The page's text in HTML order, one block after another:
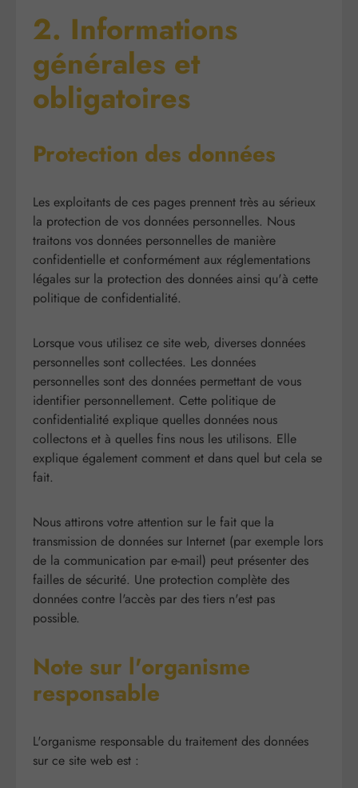
2. Informations
générales et
obligatoires
Protection des données
Les exploitants de ces pages prennent très au sérieux
la protection de vos données personnelles. Nous
traitons vos données personnelles de manière
confidentielle et conformément aux réglementations
légales sur la protection des données ainsi qu'à cette
politique de confidentialité.
Lorsque vous utilisez ce site web, diverses données
personnelles sont collectées. Les données
personnelles sont des données permettant de vous
identifier personnellement. Cette politique de
confidentialité explique quelles données nous
collectons et à quelles fins nous les utilisons. Elle
explique également comment et dans quel but cela se
fait.
Nous attirons votre attention sur le fait que la
transmission de données sur Internet (par exemple lors
de la communication par e-mail) peut présenter des
failles de sécurité. Une protection complète des
données contre l'accès par des tiers n'est pas
possible.
Note sur l'organisme
responsable
L'organisme responsable du traitement des données
sur ce site web est :